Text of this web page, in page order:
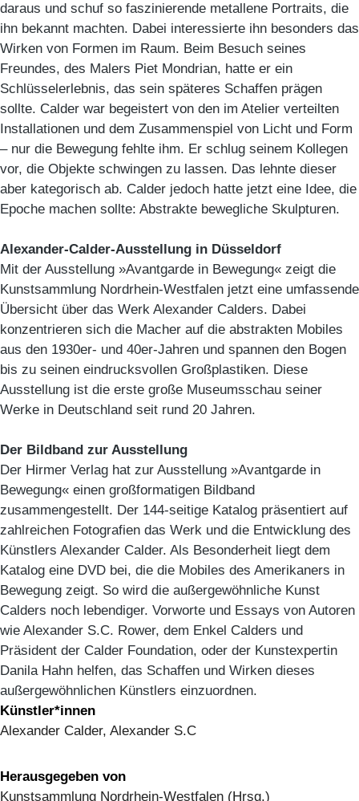
daraus und schuf so faszinierende metallene Portraits, die
ihn bekannt machten. Dabei interessierte ihn besonders das
Wirken von Formen im Raum. Beim Besuch seines
Freundes, des Malers Piet Mondrian, hatte er ein
Schlüsselerlebnis, das sein späteres Schaffen prägen
sollte. Calder war begeistert von den im Atelier verteilten
Installationen und dem Zusammenspiel von Licht und Form
– nur die Bewegung fehlte ihm. Er schlug seinem Kollegen
vor, die Objekte schwingen zu lassen. Das lehnte dieser
aber kategorisch ab. Calder jedoch hatte jetzt eine Idee, die
Epoche machen sollte: Abstrakte bewegliche Skulpturen.
Alexander-Calder-Ausstellung in Düsseldorf
Mit der Ausstellung »Avantgarde in Bewegung« zeigt die
Kunstsammlung Nordrhein-Westfalen jetzt eine umfassende
Übersicht über das Werk Alexander Calders. Dabei
konzentrieren sich die Macher auf die abstrakten Mobiles
aus den 1930er- und 40er-Jahren und spannen den Bogen
bis zu seinen eindrucksvollen Großplastiken. Diese
Ausstellung ist die erste große Museumsschau seiner
Werke in Deutschland seit rund 20 Jahren.
Der Bildband zur Ausstellung
Der Hirmer Verlag hat zur Ausstellung »Avantgarde in
Bewegung« einen großformatigen Bildband
zusammengestellt. Der 144-seitige Katalog präsentiert auf
zahlreichen Fotografien das Werk und die Entwicklung des
Künstlers Alexander Calder. Als Besonderheit liegt dem
Katalog eine DVD bei, die die Mobiles des Amerikaners in
Bewegung zeigt. So wird die außergewöhnliche Kunst
Calders noch lebendiger. Vorworte und Essays von Autoren
wie Alexander S.C. Rower, dem Enkel Calders und
Präsident der Calder Foundation, oder der Kunstexpertin
Danila Hahn helfen, das Schaffen und Wirken dieses
außergewöhnlichen Künstlers einzuordnen.
Künstler*innen
Alexander Calder, Alexander S.C
Herausgegeben von
Kunstsammlung Nordrhein-Westfalen (Hrsg.)